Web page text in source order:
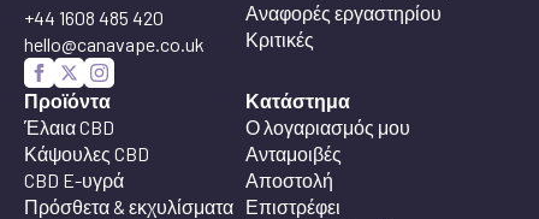
+44 1608 485 420
hello@canavape.co.uk
Αναφορές εργαστηρίου
Κριτικές
Προϊόντα
Έλαια CBD
Κάψουλες CBD
CBD E-υγρά
Πρόσθετα & εκχυλίσματα
Κατάστημα
Ο λογαριασμός μου
Ανταμοιβές
Αποστολή
Επιστρέφει